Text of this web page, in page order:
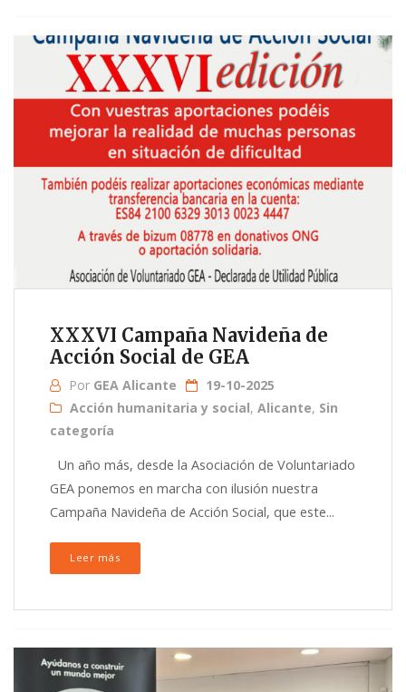
XXXVI Campaña Navideña de
Acción Social de GEA
Por GEA Alicante
19-10-2025
Acción humanitaria y social, Alicante, Sin
categoría
Un año más, desde la Asociación de Voluntariado
GEA ponemos en marcha con ilusión nuestra
Campaña Navideña de Acción Social, que este...
Leer más